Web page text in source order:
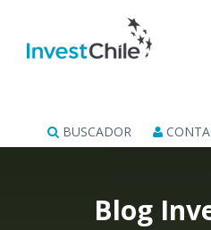
BUSCADOR
Blog